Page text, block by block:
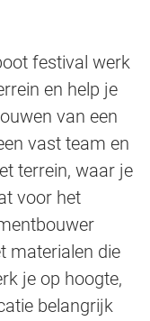
festival werk
en help je
van een
vast team en
terrein, waar je
voor het
materialen die
je op hoogte,
belangrijk